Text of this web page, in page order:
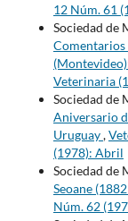
12 Núm. 61
Sociedad de
Veterinaria
Sociedad de
Aniversario
Uruguay,
(1978): Abril
Sociedad de
Seoane
Núm. 62